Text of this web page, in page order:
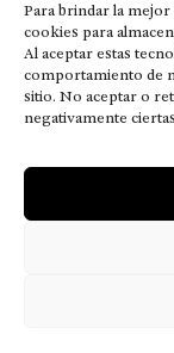
Para brindar la
cookies para
Al aceptar estas
comportamiento de
sitio. No aceptar o
negativamente
El concepto de
que surgen en
emparentados.
queridos
This